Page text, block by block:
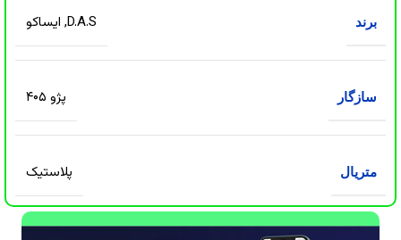
برند D.A.S
, ایساکو
سازگار پژو ۴۰۵
متریال پلاستیک